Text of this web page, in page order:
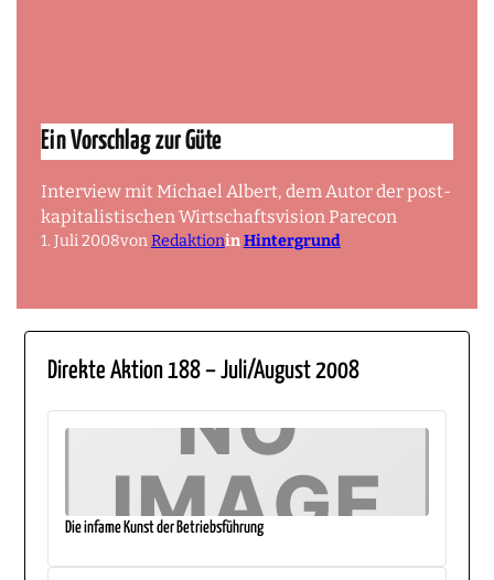
Ein Vorschlag zur Güte
Interview mit Michael Albert, dem Autor der post-
kapitalistischen Wirtschaftsvision Parecon
1. Juli 2008vonRedaktioninHintergrund
Direkte Aktion 188 – Juli/August 2008
Die infame Kunst der Betriebsführung